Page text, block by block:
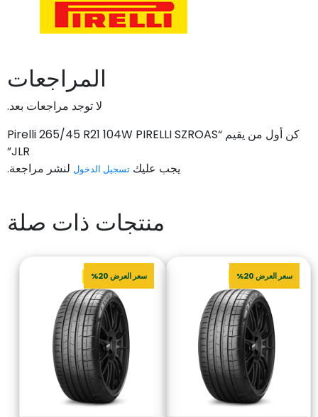
المراجعات
لا توجد مراجعات بعد.
كن أول من يقيم “Pirelli 265/45 R21 104W PIRELLI SZROAS
JLR”
يجب عليك تسجيل الدخول لنشر مراجعة.
منتجات ذات صلة
سعر العرض 20% سعر العرض 20%